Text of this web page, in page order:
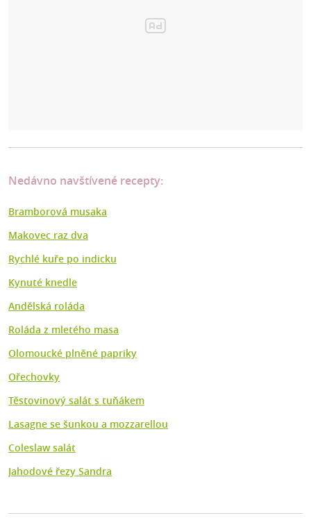
Nedávno navštívené recepty:
Bramborová musaka
Makovec raz dva
Rychlé kuře po indicku
Kynuté knedle
Andělská roláda
Roláda z mletého masa
Olomoucké plněné papriky
Ořechovky
Těstovinový salát s tuňákem
Lasagne se šunkou a mozzarellou
Coleslaw salát
Jahodové řezy Sandra